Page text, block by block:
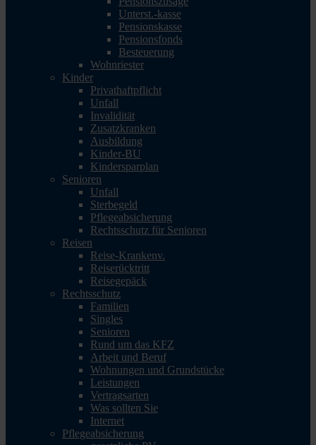
Unterst.-kasse
Pensionskasse
Pensionsfonds
Besteuerung
Wohnriester
Kinder
Privathaftpflicht
Unfall
Invalidität
Zusatzkranken
Ausbildung
Kinder-BU
Kindersparplan
Senioren
Unfall
Sterbegeld
Pflegeabsicherung
Rechtsschutz für Senioren
Reisen
Reise-Krankenv.
Reiserücktritt
Reisegepäck
Rechtsschutz
Familien
Singles
Senioren
Rund um das KFZ
Arbeit und Beruf
Wohnungen und Grundstücke
Leistungen
Vertragsarten
Was sollten Sie
Internet
Pflegeabsicherung